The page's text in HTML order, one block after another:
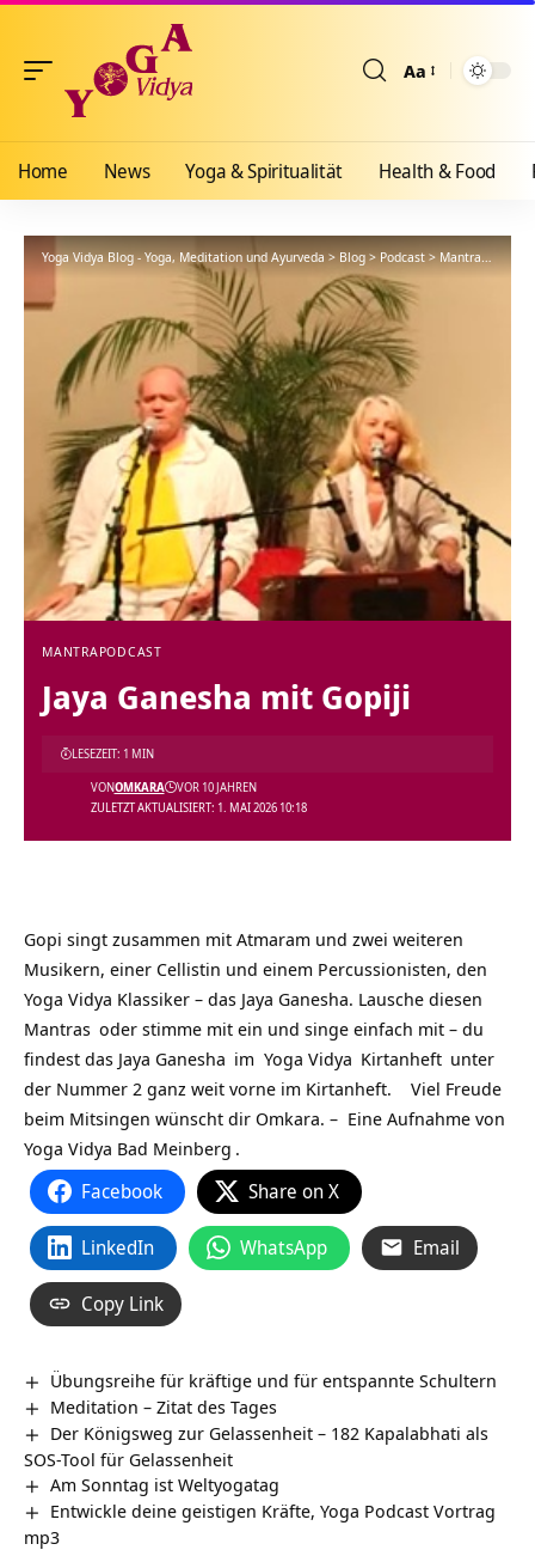
Aa
Home News Yoga & Spiritualität Health & Food
Yoga Vidya Blog - Yoga, Meditation und Ayurveda>Blog>Podcast>Mantra>Jaya
MANTRAPODCAST
Jaya Ganesha mit Gopiji
ZULETZT AKTUALISIERT: 1. MAI 2026 10:18
VONOMKARA VOR 10 JAHREN
LESEZEIT: 1 MIN
Gopi singt zusammen mit Atmaram und zwei weiteren
Musikern, einer Cellistin und einem Percussionisten, den
Yoga Vidya Klassiker – das Jaya Ganesha. Lausche diesen
Mantras oder stimme mit ein und singe einfach mit – du
findest das Jaya Ganesha im Yoga Vidya Kirtanheft unter
der Nummer 2 ganz weit vorne im Kirtanheft. Viel Freude
beim Mitsingen wünscht dir Omkara. – Eine Aufnahme von
Yoga Vidya Bad Meinberg .
Facebook Share on X
LinkedIn WhatsApp Email
Copy Link
Übungsreihe für kräftige und für entspannte Schultern
Meditation – Zitat des Tages
Der Königsweg zur Gelassenheit – 182 Kapalabhati als
SOS-Tool für Gelassenheit
Am Sonntag ist Weltyogatag
Entwickle deine geistigen Kräfte, Yoga Podcast Vortrag
mp3